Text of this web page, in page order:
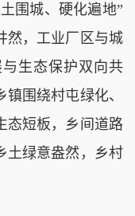
围城、硬化遍地”
然，工业厂区与城
生态保护双向共
围绕村屯绿化、
态短板，乡间道路
土绿意盎然，乡村